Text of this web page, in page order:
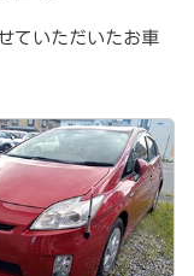
ていただいたお車